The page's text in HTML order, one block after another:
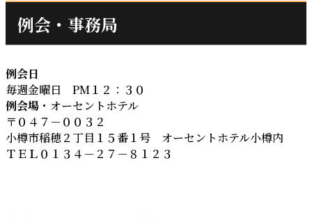
例会・事務局
例会日
毎週金曜日 PM１２：３０
例会場 ・オーセントホテル
〒０４７－００３２
小樽市稲穂２丁目１５番１号 オーセントホテル小樽内
ＴＥＬ０１３４－２７－８１２３